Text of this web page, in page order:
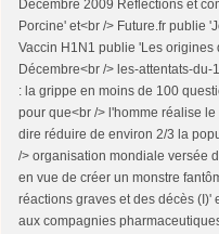
Décembre 2009 Reflections et
Porcine' et<br /> Future.fr publie
Vaccin H1N1 publie 'Les
Décembre<br /> les-attentats-
: la grippe en moins de 100
pour que<br /> l'homme réalise
dire réduire de environ 2/3 la
/> organisation mondiale versée
en vue de créer un monstre
réactions graves et des décès (I)'
aux compagnies